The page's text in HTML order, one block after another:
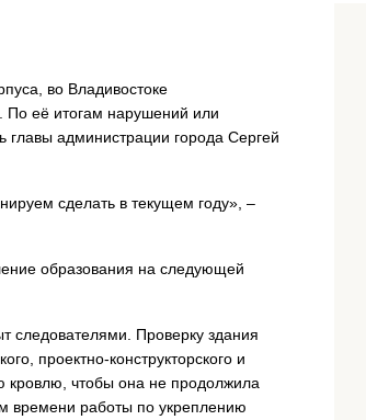
во Владивостоке
По её итогам нарушений или
главы администрации города Сергей
сделать в текущем году», –
образования на следующей
следователями. Проверку здания
проектно-конструкторского и
кровлю, чтобы она не продолжила
времени работы по укреплению